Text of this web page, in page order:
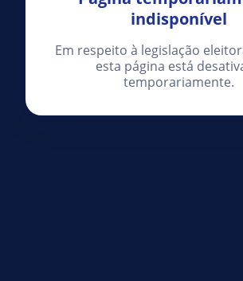
indisponível
Em respeito à legislação
esta página está
temporariamente.